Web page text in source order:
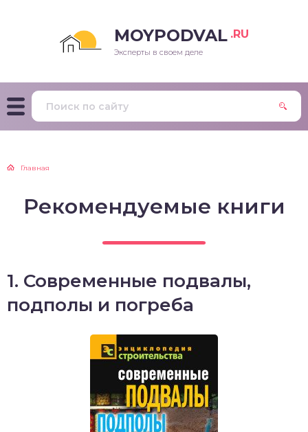
MOYPODVAL .RU
Эксперты в своем деле
Главная
Рекомендуемые книги
1. Современные подвалы,
подполы и погреба